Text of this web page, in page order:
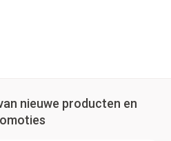
nieuwe producten en